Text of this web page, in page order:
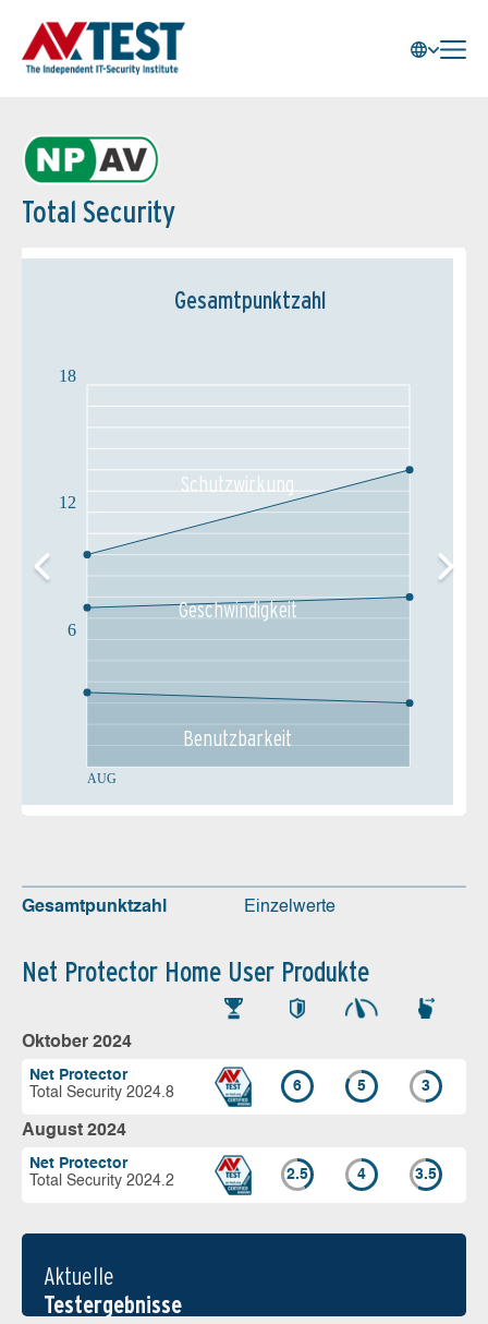
Total Security
Gesamtpunktzahl
AUG
6
12
18
Schutz­wirkung
Geschw­indigkeit
Benutz­barkeit
Gesamtpunktzahl Einzelwerte
Net Protector Home User Produkte
Oktober 2024
Net Protector
Total Security 2024.8
6 5 3
August 2024
Net Protector
Total Security 2024.2
2.5 4 3.5
Aktuelle
Testergebnisse